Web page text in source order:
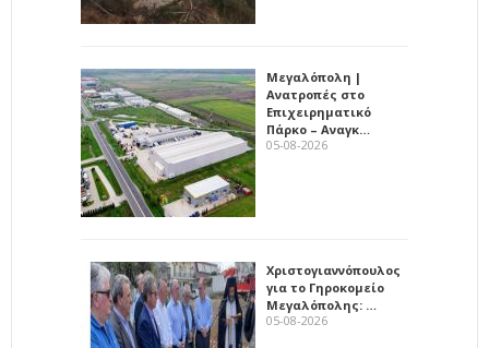
Μεγαλόπολη |
Ανατροπές στο
Επιχειρηματικό
Πάρκο – Αναγκ…
05-08-2026
Χριστογιαννόπουλος
για το Γηροκομείο
Μεγαλόπολης: …
05-08-2026